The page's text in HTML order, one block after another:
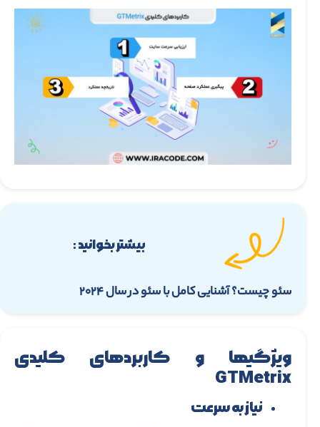
بیشتر بخوانید :
سئو چیست؟ آشنایی کامل با سئو در سال ۲۰۲۴
ویژگی­ها و کاربردهای کلیدی
GTMetrix
نیاز به سرعت